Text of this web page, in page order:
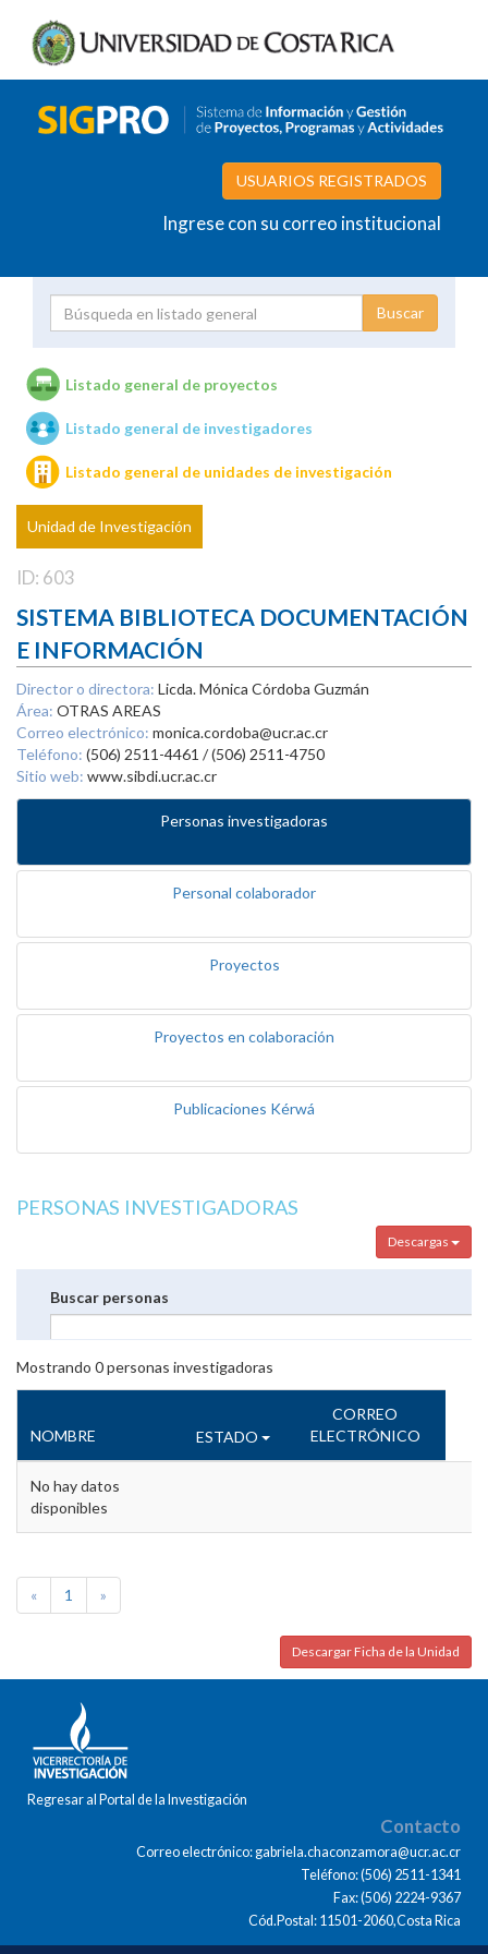
USUARIOS REGISTRADOS
Ingrese con su correo institucional
Unidades de investigación
Listado general de proyectos
Listado general de investigadores
Listado general de unidades de investigación
Unidad de Investigación
ID: 603
SISTEMA BIBLIOTECA DOCUMENTACIÓN
E INFORMACIÓN
Director o directora: Licda. Mónica Córdoba Guzmán
Área: OTRAS AREAS
Correo electrónico: monica.cordoba@ucr.ac.cr
Teléfono: (506) 2511-4461 / (506) 2511-4750
Sitio web: www.sibdi.ucr.ac.cr
Personas investigadoras
Personal colaborador
Proyectos
Proyectos en colaboración
Publicaciones Kérwá
PERSONAS INVESTIGADORAS
Descargas
Buscar personas
Mostrando 0personas investigadoras
NOMBRE ESTADO
CORREO
ELECTRÓNICO
No hay datos
disponibles
« 1 »
Descargar Ficha de la Unidad
Regresar al Portal de la Investigación
Contacto
Correo electrónico: gabriela.chaconzamora@ucr.ac.cr
Teléfono: (506) 2511-1341
Fax: (506) 2224-9367
Cód.Postal: 11501-2060,Costa Rica